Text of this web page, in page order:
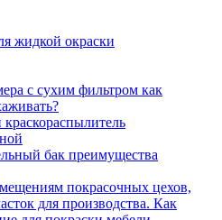
жидкой окраски
с сухим фильтром как
бак преимущества
покрасочных цехов,
для производства. Как